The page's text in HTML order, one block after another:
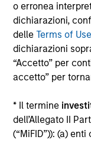
o erronea
dichiarazioni,
delleTerms of Use
dichiarazioni
“Accetto” per
accetto” per
* Il termine
dell’Allegato II
(“MiFID”)): (a)
pensare fuori
d’investimento
strategie
Enfasi sul
Oltre alle analisi